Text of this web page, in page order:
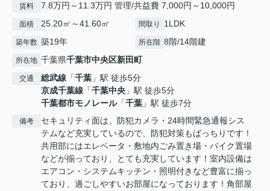
賃料 7.8万円～11.3万円 管理/共益費 7,000円～10,000円
面積 25.20㎡～41.60㎡ 間取り 1LDK
築年数 築19年 所在階 8階/14階建
所在地 千葉県千葉市中央区新田町
交通 総武線 「千葉 」駅 徒歩5分
京成千葉線 「千葉中央 」駅 徒歩5分
千葉都市モノレール「千葉 」駅 徒歩7分
備考
セキュリティ面は、防犯カメラ・24時間緊急通報シス
テムなど充実しているので、防犯対策もばっちりです！
共用部にはエレベータ・敷地内ごみ置き場・バイク置場
などが揃っており、とても充実しています！室内設備は
エアコン・システムキッチン・照明付きなど豊富に揃っ
ており、過ごしやすいお部屋になっております！角部屋